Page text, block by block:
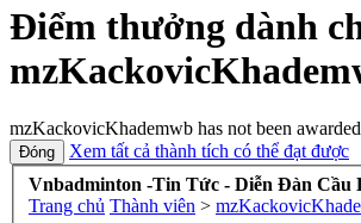
Điểm thưởng dành
mzKackovicKhademwb has not been
Xem tất cả thành tích có thể đạt được
Vnbadminton -Tin Tức - Diễn Đàn Cầu
Trang chủ Thành viên >